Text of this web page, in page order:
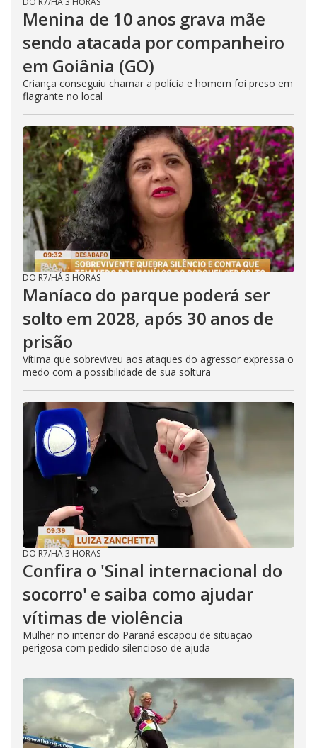
Menina de 10 anos grava mãe
sendo atacada por companheiro
em Goiânia (GO)
Criança conseguiu chamar a polícia e homem foi preso em
flagrante no local
DO R7/HÁ 3 HORAS
Maníaco do parque poderá ser
solto em 2028, após 30 anos de
prisão
Vítima que sobreviveu aos ataques do agressor expressa o
medo com a possibilidade de sua soltura
DO R7/HÁ 3 HORAS
Confira o 'Sinal internacional do
socorro' e saiba como ajudar
vítimas de violência
Mulher no interior do Paraná escapou de situação
perigosa com pedido silencioso de ajuda